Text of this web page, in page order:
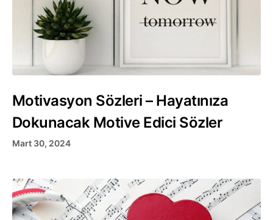
Motivasyon Sözleri – Hayatınıza
Dokunacak Motive Edici Sözler
Mart 30, 2024